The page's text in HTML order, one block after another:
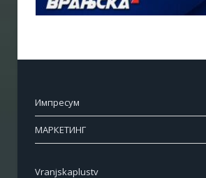
Импресум
МАРКЕТИНГ
Vranjskaplustv